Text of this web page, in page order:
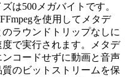
は500メガバイトです。
を使用してメタデ
ラウンドトリップなしに
で実行されます。メタデ
コードせずに動画と音声
のビットストリームを保